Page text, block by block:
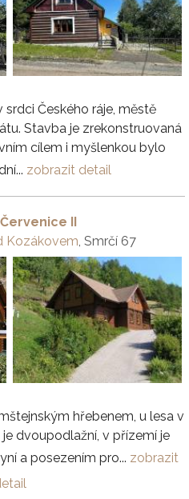
Českého ráje, městě
Stavba je zrekonstruovaná
cílem i myšlenkou bylo
zobrazit detail
II
Kozákovem , Smrčí 67
hřebenem, u lesa v
dvoupodlažní, v přízemí je
a posezením pro... zobrazit